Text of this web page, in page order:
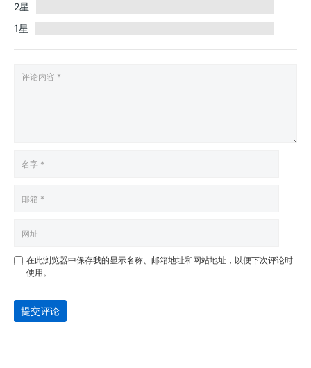
2星
1星
在此浏览器中保存我的显示名称、邮箱地址和网站地址，以便下次评论时
使用。
提交评论